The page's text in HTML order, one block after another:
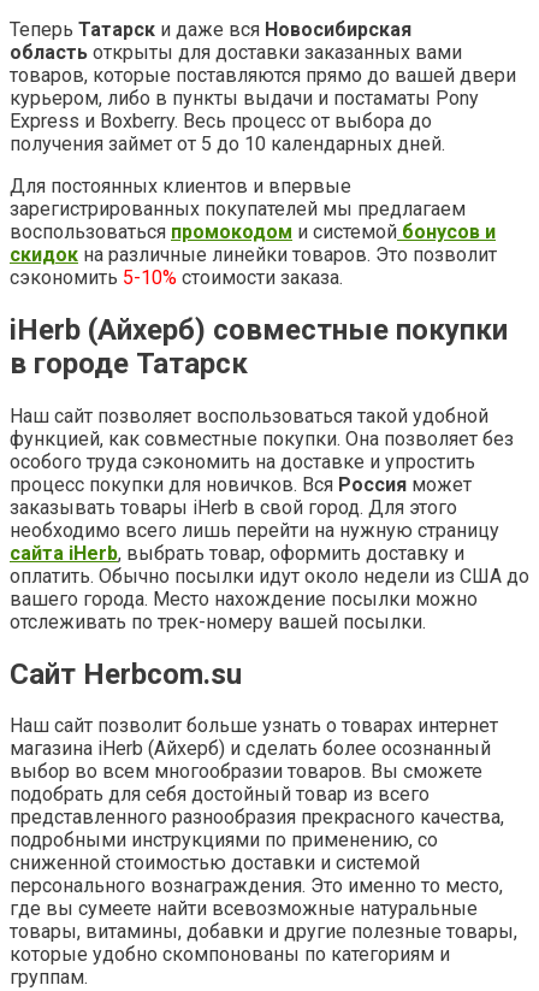
Теперь Татарск и даже вся Новосибирская
область открыты для доставки заказанных вами
товаров, которые поставляются прямо до вашей двери
курьером, либо в пункты выдачи и постаматы Pony
Express и Boxberry. Весь процесс от выбора до
получения займет от 5 до 10 календарных дней.
Для постоянных клиентов и впервые
зарегистрированных покупателей мы предлагаем
воспользоваться промокодом и системой бонусов и
скидок на различные линейки товаров. Это позволит
сэкономить 5-10% стоимости заказа.
iHerb (Айхерб) совместные покупки
в городе Татарск
Наш сайт позволяет воспользоваться такой удобной
функцией, как совместные покупки. Она позволяет без
особого труда сэкономить на доставке и упростить
процесс покупки для новичков. Вся Россия может
заказывать товары iHerb в свой город. Для этого
необходимо всего лишь перейти на нужную страницу
сайта iHerb, выбрать товар, оформить доставку и
оплатить. Обычно посылки идут около недели из США до
вашего города. Место нахождение посылки можно
отслеживать по трек-номеру вашей посылки.
Сайт Herbcom.su
Наш сайт позволит больше узнать о товарах интернет
магазина iHerb (Айхерб) и сделать более осознанный
выбор во всем многообразии товаров. Вы сможете
подобрать для себя достойный товар из всего
представленного разнообразия прекрасного качества,
подробными инструкциями по применению, со
сниженной стоимостью доставки и системой
персонального вознаграждения. Это именно то место,
где вы сумеете найти всевозможные натуральные
товары, витамины, добавки и другие полезные товары,
которые удобно скомпонованы по категориям и
группам.